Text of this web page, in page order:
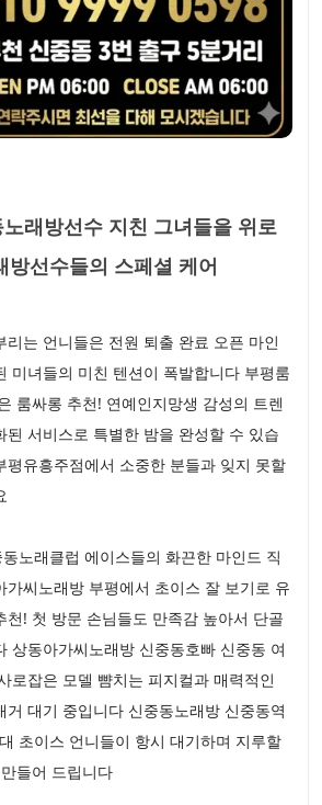
래방선수 지친 그녀들을 위로
방선수들의 스페셜 케어
리는 언니들은 전원 퇴출 완료 오픈 마인
미녀들의 미친 텐션이 폭발합니다 부평룸
룸싸롱 추천! 연예인지망생 감성의 트렌
된 서비스로 특별한 밤을 완성할 수 있습
평유흥주점에서 소중한 분들과 잊지 못할
노래클럽 에이스들의 화끈한 마인드 직
가씨노래방 부평에서 초이스 잘 보기로 유
천! 첫 방문 손님들도 만족감 높아서 단골
상동아가씨노래방 신중동호빠 신중동 여
로잡은 모델 뺨치는 피지컬과 매력적인
거 대기 중입니다 신중동노래방 신중동역
초이스 언니들이 항시 대기하며 지루할
들어 드립니다